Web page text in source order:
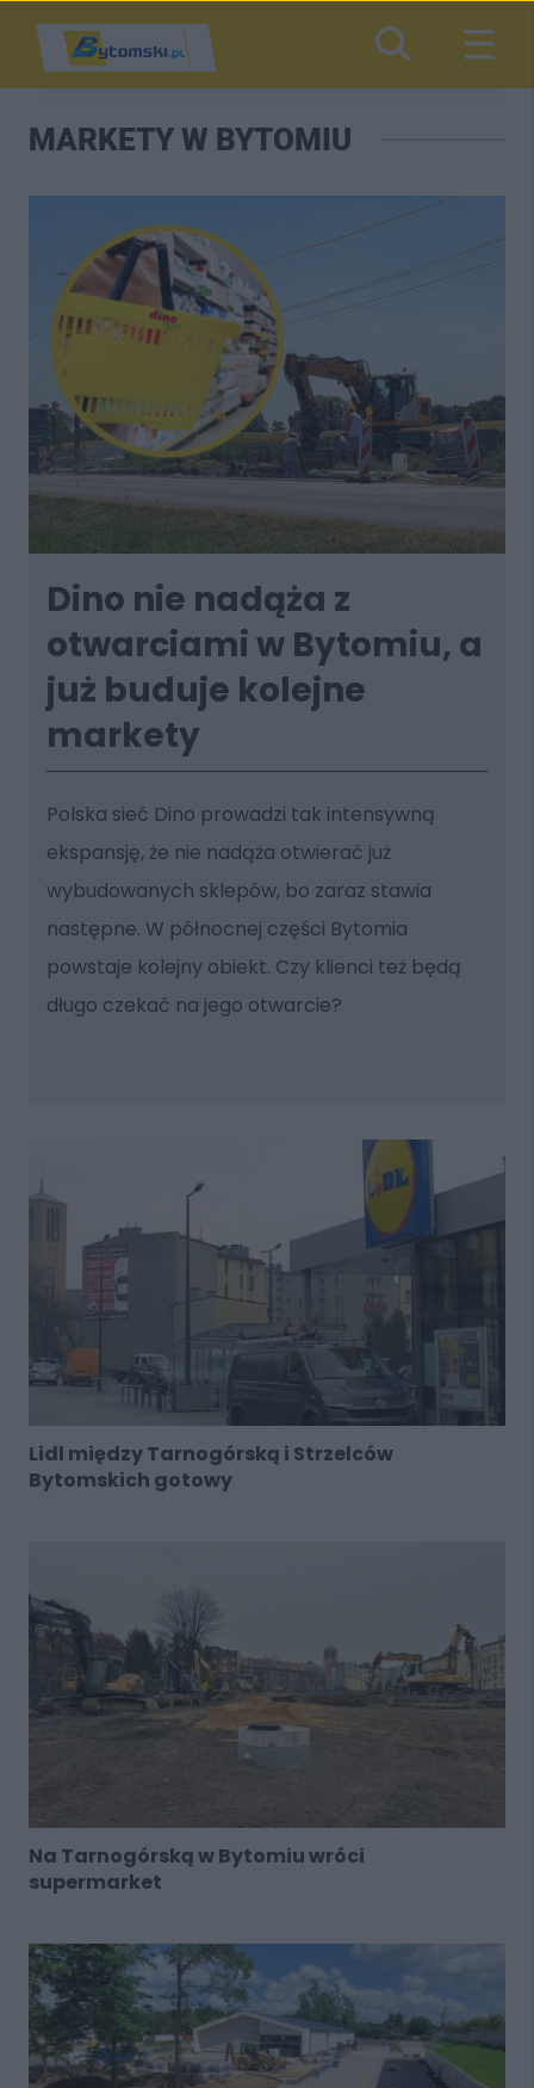
MARKETY W BYTOMIU
Dino nie nadąża z
otwarciami w Bytomiu, a
już buduje kolejne
markety
Polska sieć Dino prowadzi tak intensywną
ekspansję, że nie nadąża otwierać już
wybudowanych sklepów, bo zaraz stawia
następne. W północnej części Bytomia
powstaje kolejny obiekt. Czy klienci też będą
długo czekać na jego otwarcie?
Lidl między Tarnogórską i Strzelców
Bytomskich gotowy
Na Tarnogórską w Bytomiu wróci
supermarket